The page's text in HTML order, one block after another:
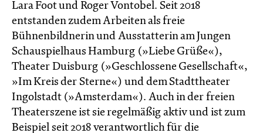
Lara Foot und Roger Vontobel. Seit 2018
entstanden zudem Arbeiten als freie
Bühnenbildnerin und Ausstatterin am Jungen
Schauspielhaus Hamburg (»Liebe Grüße«),
Theater Duisburg (»Geschlossene Gesellschaft«,
»Im Kreis der Sterne«) und dem Stadttheater
Ingolstadt (»Amsterdam«). Auch in der freien
Theaterszene ist sie regelmäßig aktiv und ist zum
Beispiel seit 2018 verantwortlich für die